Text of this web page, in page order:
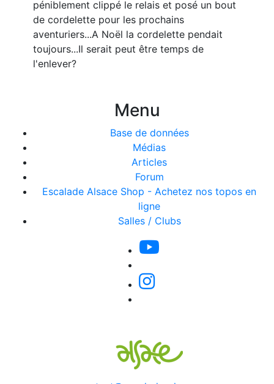
péniblement clippé le relais et posé un bout
de cordelette pour les prochains
aventuriers...A Noël la cordelette pendait
toujours...Il serait peut être temps de
l'enlever?
Menu
Base de données
Médias
Articles
Forum
Escalade Alsace Shop - Achetez nos topos en
ligne
Salles / Clubs